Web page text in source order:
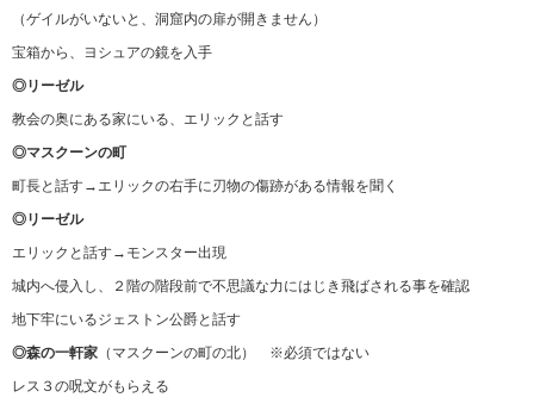
（ゲイルがいないと、洞窟内の扉が開きません）
宝箱から、ヨシュアの鏡を入手
◎リーゼル
教会の奥にある家にいる、エリックと話す
◎マスクーンの町
町長と話す→エリックの右手に刃物の傷跡がある情報を聞く
◎リーゼル
エリックと話す→モンスター出現
城内へ侵入し、２階の階段前で不思議な力にはじき飛ばされる事を確認
地下牢にいるジェストン公爵と話す
◎森の一軒家 （マスクーンの町の北） ※必須ではない
レス３の呪文がもらえる